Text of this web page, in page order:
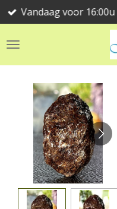
Ga
direct
naar
Vandaag voor